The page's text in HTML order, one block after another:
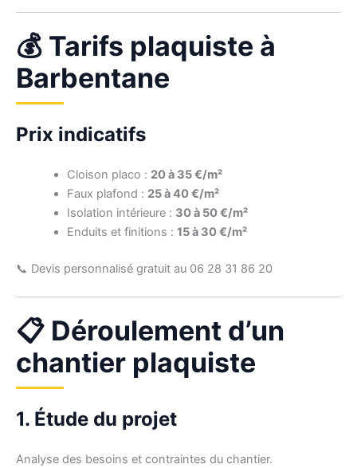
💰 Tarifs plaquiste à
Barbentane
Prix indicatifs
Cloison placo : 20 à 35 €/m²
Faux plafond : 25 à 40 €/m²
Isolation intérieure : 30 à 50 €/m²
Enduits et finitions : 15 à 30 €/m²
📞 Devis personnalisé gratuit au 06 28 31 86 20
📋 Déroulement d’un
chantier plaquiste
1. Étude du projet
Analyse des besoins et contraintes du chantier.